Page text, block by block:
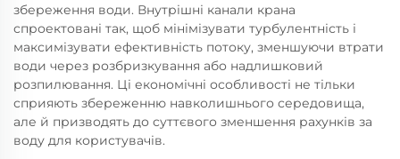
збереження води. Внутрішні канали крана
спроектовані так, щоб мінімізувати турбулентність і
максимізувати ефективність потоку, зменшуючи втрати
води через розбризкування або надлишковий
розпилювання. Ці економічні особливості не тільки
сприяють збереженню навколишнього середовища,
але й призводять до суттєвого зменшення рахунків за
воду для користувачів.